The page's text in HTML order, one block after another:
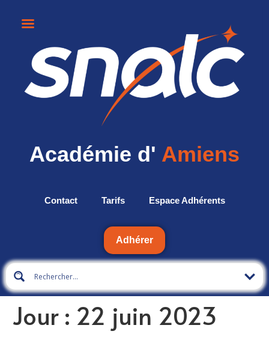
Académie d' Amiens
Contact Tarifs Espace Adhérents
Adhérer
Jour : 22 juin 2023